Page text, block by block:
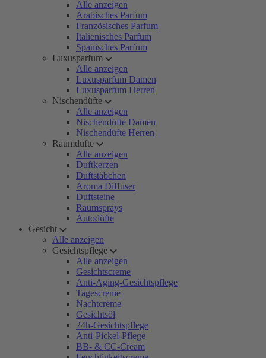
Alle anzeigen
Arabisches Parfum
Französisches Parfum
Italienisches Parfum
Spanisches Parfum
Luxusparfum
Alle anzeigen
Luxusparfum Damen
Luxusparfum Herren
Nischendüfte
Alle anzeigen
Nischendüfte Damen
Nischendüfte Herren
Raumdüfte
Alle anzeigen
Duftkerzen
Duftstäbchen
Aroma Diffuser
Duftsteine
Raumsprays
Autodüfte
Gesicht
Alle anzeigen
Gesichtspflege
Alle anzeigen
Gesichtscreme
Anti-Aging-Gesichtspflege
Tagescreme
Nachtcreme
Gesichtsöl
24h-Gesichtspflege
Anti-Pickel-Pflege
BB- & CC-Cream